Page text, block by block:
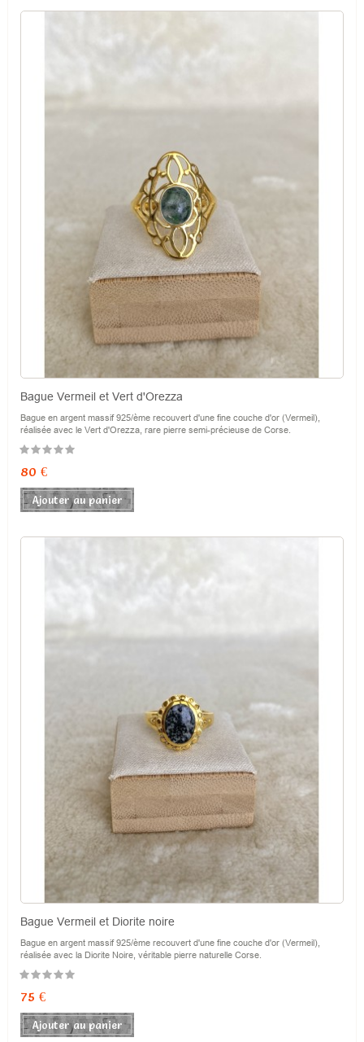
Bague Vermeil et Vert d'Orezza
Bague en argent massif 925/ème recouvert d'une fine couche d'or (Vermeil),
réalisée avec le Vert d'Orezza, rare pierre semi-précieuse de Corse.
Prix
80 €
Ajouter au panier
Bague Vermeil et Diorite noire
Bague en argent massif 925/ème recouvert d'une fine couche d'or (Vermeil),
réalisée avec la Diorite Noire, véritable pierre naturelle Corse.
Prix
75 €
Ajouter au panier